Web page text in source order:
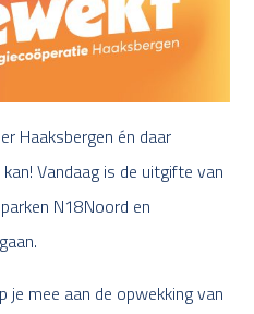
Haaksbergen én daar
Vandaag is de uitgifte van
N18Noord en
mee aan de opwekking van